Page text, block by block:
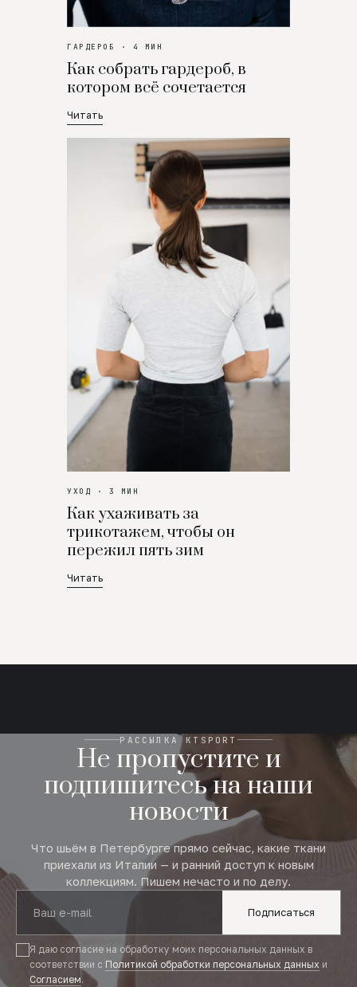
ГАРДЕРОБ · 4 МИН
Как собрать гардероб, в
котором всё сочетается
Читать
УХОД · 3 МИН
Как ухаживать за
трикотажем, чтобы он
пережил пять зим
Читать
РАССЫЛКА KTSPORT
Не пропустите и
подпишитесь на наши
новости
Что шьём в Петербурге прямо сейчас, какие ткани
приехали из Италии — и ранний доступ к новым
коллекциям. Пишем нечасто и по делу.
Подписаться
Я даю согласие на обработку моих персональных данных в
соответствии с Политикой обработки персональных данных и
Согласием.